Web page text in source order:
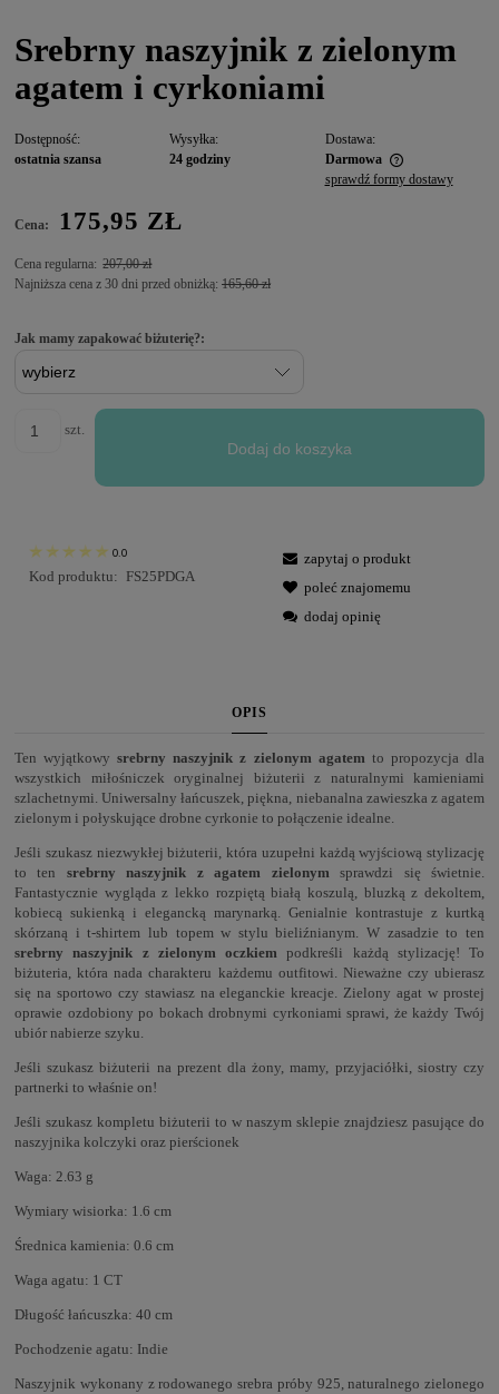
Srebrny naszyjnik z zielonym
agatem i cyrkoniami
Dostępność:
ostatnia szansa
Wysyłka:
24 godziny
Dostawa:
Darmowa
sprawdź formy dostawy
Cena: 175,95 ZŁ
Cena regularna: 207,00 zł
Najniższa cena z 30 dni przed obniżką: 165,60 zł
Jak mamy zapakować biżuterię?:
szt.
Dodaj do koszyka
0.0
Kod produktu: FS25PDGA
zapytaj o produkt
poleć znajomemu
dodaj opinię
OPIS
Ten wyjątkowysrebrny naszyjnik z zielonym agatem to propozycja dla
wszystkich miłośniczek oryginalnej biżuterii z naturalnymi kamieniami
szlachetnymi. Uniwersalny łańcuszek, piękna, niebanalna zawieszka z agatem
zielonym i połyskujące drobne cyrkonie to połączenie idealne.
Jeśli szukasz niezwykłej biżuterii, która uzupełni każdą wyjściową stylizację
to ten srebrny naszyjnik z agatem zielonym sprawdzi się świetnie.
Fantastycznie wygląda z lekko rozpiętą białą koszulą, bluzką z dekoltem,
kobiecą sukienką i elegancką marynarką. Genialnie kontrastuje z kurtką
skórzaną i t-shirtem lub topem w stylu bieliźnianym. W zasadzie to ten
srebrny naszyjnik z zielonym oczkiem podkreśli każdą stylizację! To
biżuteria, która nada charakteru każdemu outfitowi. Nieważne czy ubierasz
się na sportowo czy stawiasz na eleganckie kreacje. Zielony agat w prostej
oprawie ozdobiony po bokach drobnymi cyrkoniami sprawi, że każdy Twój
ubiór nabierze szyku.
Jeśli szukasz biżuterii na prezent dla żony, mamy, przyjaciółki, siostry czy
partnerki to właśnie on!
Jeśli szukasz kompletu biżuterii to w naszym sklepie znajdziesz pasujące do
naszyjnika kolczyki oraz pierścionek
Waga: 2.63 g
Wymiary wisiorka: 1.6 cm
Średnica kamienia: 0.6 cm
Waga agatu: 1 CT
Długość łańcuszka: 40 cm
Pochodzenie agatu: Indie
Naszyjnik wykonany z rodowanego srebra próby 925, naturalnego zielonego